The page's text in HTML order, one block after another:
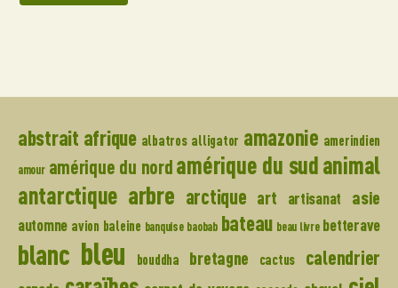
abstrait afrique albatros alligator amazonie amerindien
amour amérique du nord amérique du sudanimal
antarctique arbre arctique art artisanat asie
automne avion baleine banquise baobab bateau beau livre betterave
blanc bleu bouddha bretagne cactus calendrier